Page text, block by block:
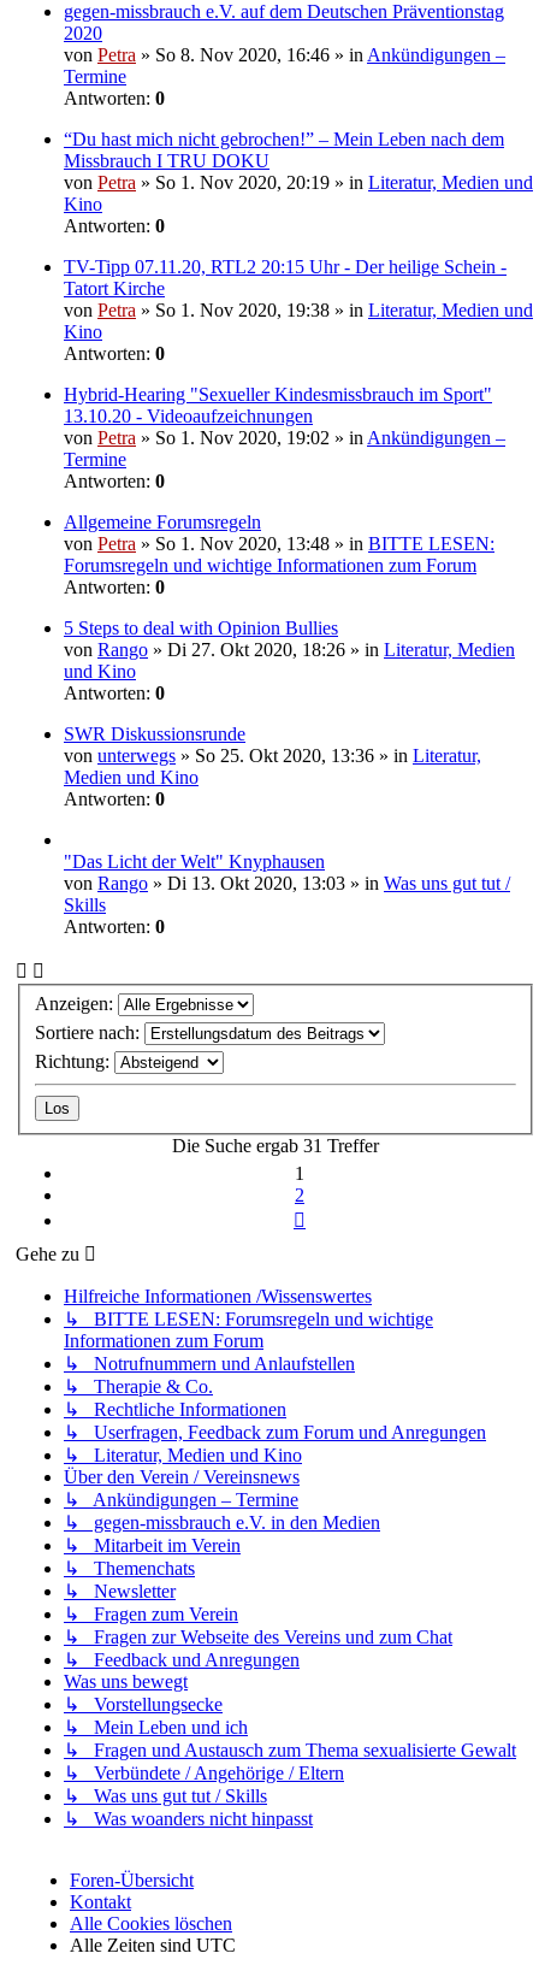
gegen-missbrauch e.V. auf dem Deutschen Präventionstag
2020
von Petra » So 8. Nov 2020, 16:46 » in Ankündigungen –
Termine
Antworten: 0
“Du hast mich nicht gebrochen!” – Mein Leben nach dem
Missbrauch I TRU DOKU
von Petra » So 1. Nov 2020, 20:19 » in Literatur, Medien und
Kino
Antworten: 0
TV-Tipp 07.11.20, RTL2 20:15 Uhr - Der heilige Schein -
Tatort Kirche
von Petra » So 1. Nov 2020, 19:38 » in Literatur, Medien und
Kino
Antworten: 0
Hybrid-Hearing "Sexueller Kindesmissbrauch im Sport"
13.10.20 - Videoaufzeichnungen
von Petra » So 1. Nov 2020, 19:02 » in Ankündigungen –
Termine
Antworten: 0
Allgemeine Forumsregeln
von Petra » So 1. Nov 2020, 13:48 » in BITTE LESEN:
Forumsregeln und wichtige Informationen zum Forum
Antworten: 0
5 Steps to deal with Opinion Bullies
von Rango » Di 27. Okt 2020, 18:26 » in Literatur, Medien
und Kino
Antworten: 0
SWR Diskussionsrunde
von unterwegs » So 25. Okt 2020, 13:36 » in Literatur,
Medien und Kino
Antworten: 0
"Das Licht der Welt" Knyphausen
von Rango » Di 13. Okt 2020, 13:03 » in Was uns gut tut /
Skills
Antworten: 0
Anzeigen:
Sortiere nach:
Richtung:
Die Suche ergab 31 Treffer
1
2
Gehe zu
Hilfreiche Informationen /Wissenswertes
↳ BITTE LESEN: Forumsregeln und wichtige
Informationen zum Forum
↳ Notrufnummern und Anlaufstellen
↳ Therapie & Co.
↳ Rechtliche Informationen
↳ Userfragen, Feedback zum Forum und Anregungen
↳ Literatur, Medien und Kino
Über den Verein / Vereinsnews
↳ Ankündigungen – Termine
↳ gegen-missbrauch e.V. in den Medien
↳ Mitarbeit im Verein
↳ Themenchats
↳ Newsletter
↳ Fragen zum Verein
↳ Fragen zur Webseite des Vereins und zum Chat
↳ Feedback und Anregungen
Was uns bewegt
↳ Vorstellungsecke
↳ Mein Leben und ich
↳ Fragen und Austausch zum Thema sexualisierte Gewalt
↳ Verbündete / Angehörige / Eltern
↳ Was uns gut tut / Skills
↳ Was woanders nicht hinpasst
Foren-Übersicht
Kontakt
Alle Cookies löschen
Alle Zeiten sind UTC